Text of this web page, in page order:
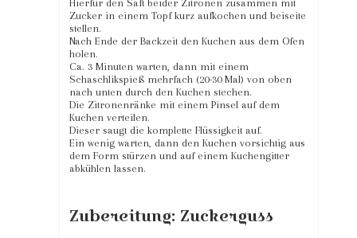
Hierfür den Saft beider Zitronen zusammen mit
Zucker in einem Topf kurz aufkochen und beiseite
stellen.
Nach Ende der Backzeit den Kuchen aus dem Ofen
holen.
Ca. 3 Minuten warten, dann mit einem
Schaschlikspieß mehrfach (20-30 Mal) von oben
nach unten durch den Kuchen stechen.
Die Zitronenränke mit einem Pinsel auf dem
Kuchen verteilen.
Dieser saugt die komplette Flüssigkeit auf.
Ein wenig warten, dann den Kuchen vorsichtig aus
dem Form stürzen und auf einem Kuchengitter
abkühlen lassen.
Zubereitung: Zuckerguss